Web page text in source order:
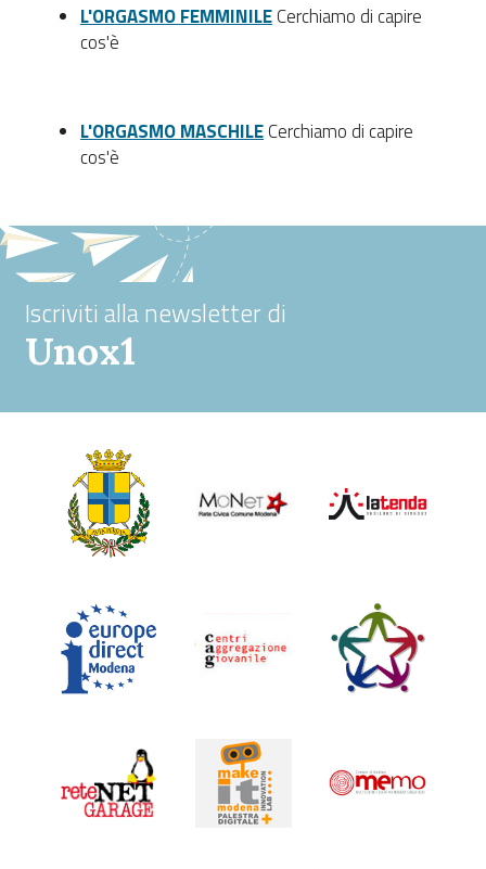
L'ORGASMO FEMMINILECerchiamo di capire
cos'è
L'ORGASMO MASCHILECerchiamo di capire
cos'è
Iscriviti alla newsletter di
Unox1